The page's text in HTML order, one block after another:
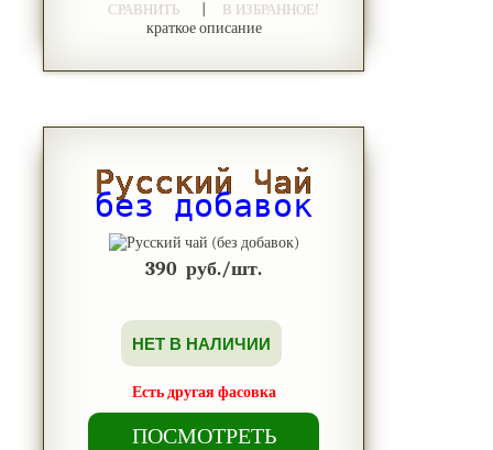
СРАВНИТЬ В ИЗБРАННОЕ!
краткое описание
Русский Чай
без добавок
390 руб./шт.
НЕТ В НАЛИЧИИ
Есть другая фасовка
ПОСМОТРЕТЬ